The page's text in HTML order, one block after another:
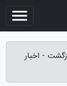
- اخبار